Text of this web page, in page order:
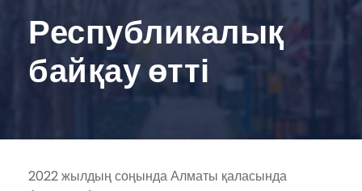
Республикалық
байқау өтті
2022 жылдың соңында Алматы қаласында